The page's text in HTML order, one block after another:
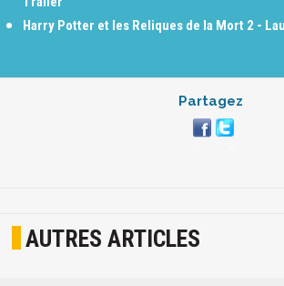
Harry Potter et les Reliques de la Mort 2 -
Partagez
AUTRES ARTICLES